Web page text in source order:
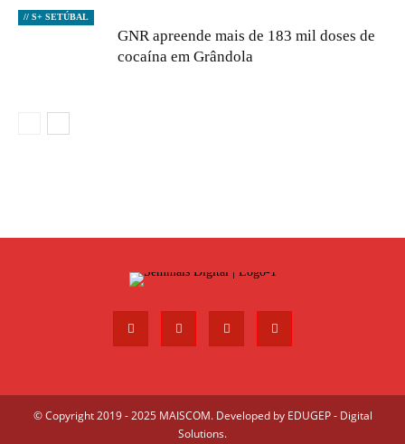
// S+ SETÚBAL
GNR apreende mais de 183 mil doses de
cocaína em Grândola
© Copyright 2019 - 2025 MAISCOM. Developed by EDUGEP - Digital
Solutions.